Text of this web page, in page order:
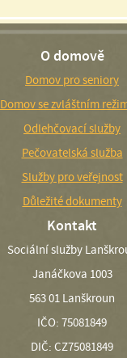
O domově
Domov pro seniory
Domov se zvláštním
Odlehčovací služby
Pečovatelská služba
Služby pro veřejnost
Důležité dokumenty
Kontakt
Sociální služby
Janáčkova 1003
563 01 Lanškroun
IČO: 75081849
DIČ: CZ75081849